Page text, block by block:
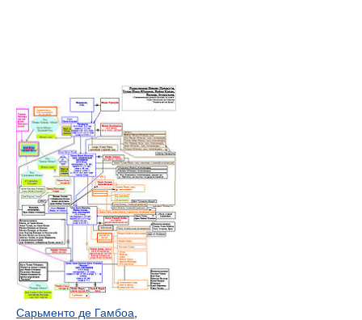
Сарьменто де Гамбоа